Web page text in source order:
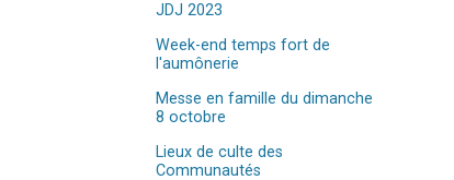
JDJ 2023
Week-end temps fort de
l'aumônerie
Messe en famille du dimanche
8 octobre
Lieux de culte des
Communautés